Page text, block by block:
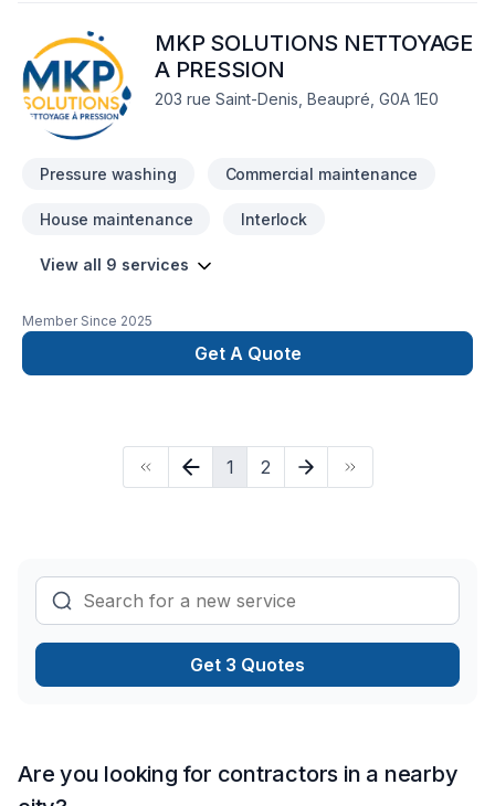
MKP SOLUTIONS NETTOYAGE
A PRESSION
203 rue Saint-Denis, Beaupré, G0A 1E0
Pressure washing Commercial maintenance
House maintenance Interlock
View all 9 services
Member Since 2025
Get A Quote
1 2
Get 3 Quotes
Are you looking for contractors in a nearby